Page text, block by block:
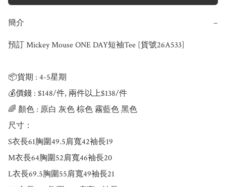
簡介 −
預訂 Mickey Mouse ONE DAY短袖Tee [貨號26A533]
📦貨期 : 4-5星期
💰價錢 : $148/件, 兩件以上$138/件
🌈 顏色 : 原白 灰色 棕色 霧藍色 黑色
尺寸：
S衣長61胸圍49.5肩寬42袖長19
M衣長64胸圍52肩寬46袖長20
L衣長69.5胸圍55肩寬49袖長21